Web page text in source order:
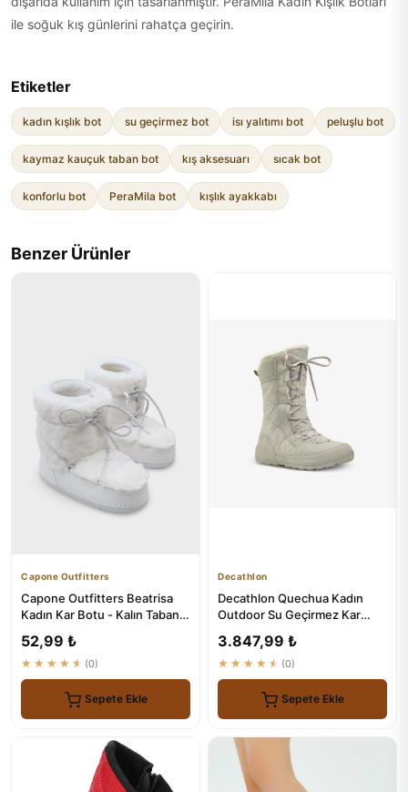
ile soğuk kış günlerini rahatça geçirin.
Etiketler
kadın kışlık bot su geçirmez bot isı yalıtımı bot peluşlu bot
kaymaz kauçuk taban bot kış aksesuarı sıcak bot
konforlu bot PeraMila bot kışlık ayakkabı
Benzer Ürünler
Capone Outfitters
Capone Outfitters Beatrisa
Kadın Kar Botu - Kalın Tabanlı
52,99 ₺
★★★★★ (0)
Sepete Ekle
Decathlon
Decathlon Quechua Kadın
Outdoor Su Geçirmez Kar
3.847,99 ₺
★★★★★ (0)
Sepete Ekle